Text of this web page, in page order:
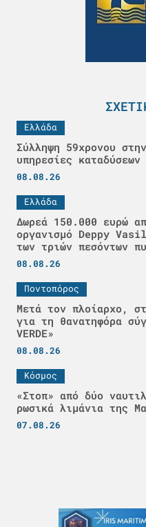
Ελλάδα
Σύλληψη 59χρονου
υπηρεσίες καταδύσεων
08.08.26
Ελλάδα
Δωρεά 150.000 ευρώ
οργανισμό Deppy
των τριών πεσόντων
08.08.26
Ποντοπόρος
Μετά τον πλοίαρχο,
για τη θανατηφόρα
VERDE»
08.08.26
Κόσμος
«Στοπ» από δύο
ρωσικά λιμάνια της
07.08.26